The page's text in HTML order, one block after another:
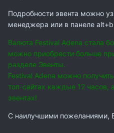
Подробности эвента можно
менеджера или в панеле
Валюта Festival Adena стала
можно приобрести больше
разделе Эвенты.
Festival Adena можно
топ-сайтах каждые 12 часов,
эвентах!
С наилучшими пожеланиями,